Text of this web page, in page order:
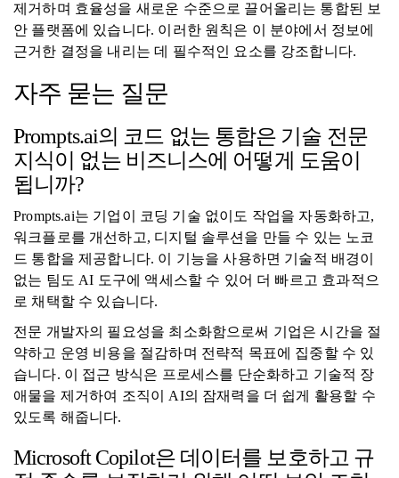
제거하며 효율성을 새로운 수준으로 끌어올리는 통합된 보
안 플랫폼에 있습니다. 이러한 원칙은 이 분야에서 정보에
근거한 결정을 내리는 데 필수적인 요소를 강조합니다.
자주 묻는 질문
Prompts.ai의 코드 없는 통합은 기술 전문
지식이 없는 비즈니스에 어떻게 도움이
됩니까?
Prompts.ai는 기업이 코딩 기술 없이도 작업을 자동화하고,
워크플로를 개선하고, 디지털 솔루션을 만들 수 있는 노코
드 통합을 제공합니다. 이 기능을 사용하면 기술적 배경이
없는 팀도 AI 도구에 액세스할 수 있어 더 빠르고 효과적으
로 채택할 수 있습니다.
전문 개발자의 필요성을 최소화함으로써 기업은 시간을 절
약하고 운영 비용을 절감하며 전략적 목표에 집중할 수 있
습니다. 이 접근 방식은 프로세스를 단순화하고 기술적 장
애물을 제거하여 조직이 AI의 잠재력을 더 쉽게 활용할 수
있도록 해줍니다.
Microsoft Copilot은 데이터를 보호하고 규